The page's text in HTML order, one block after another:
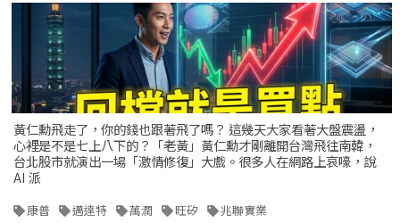
黃仁勳飛走了，你的錢也跟著飛了嗎？ 這幾天大家看著大盤震盪，
心裡是不是七上八下的？「老黃」黃仁勳才剛離開台灣飛往南韓，
台北股市就演出一場「激情修復」大戲。很多人在網路上哀嚎，說
AI 派
康普 邁達特 萬潤 旺矽 兆聯實業